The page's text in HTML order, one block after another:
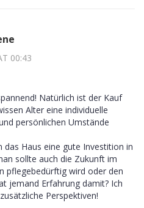
00:43
Natürlich ist der Kauf
Alter eine individuelle
persönlichen Umstände
das Haus eine gute Investition in
sollte auch die Zukunft im
pflegebedürftig wird oder den
jemand Erfahrung damit? Ich
Perspektiven!